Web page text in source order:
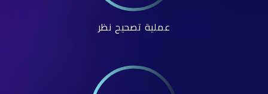
عملية تصحيح نظر